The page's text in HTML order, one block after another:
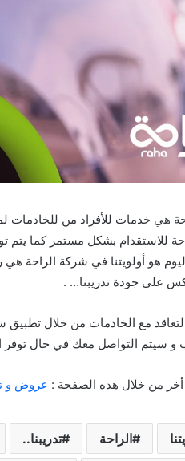
هي خدمات للأفراد من للخادمات
للاستقدام بشكل مستمر كما يتم
هو أولويتنا في شركة الراحة هي
على جودة تدريبنا… .
مع الخادمات من خلال تطبيق
سيتم التواصل معك في حال توفر
أخر من خلال هده الصفحة : عروض و
الراحة تدريبنا..